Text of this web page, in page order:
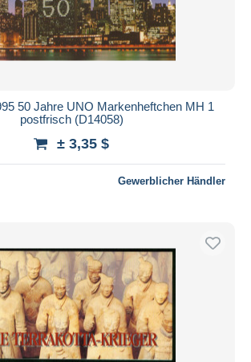
50 Jahre UNO Markenheftchen MH 1
postfrisch (D14058)
± 3,35 $
Gewerblicher Händler